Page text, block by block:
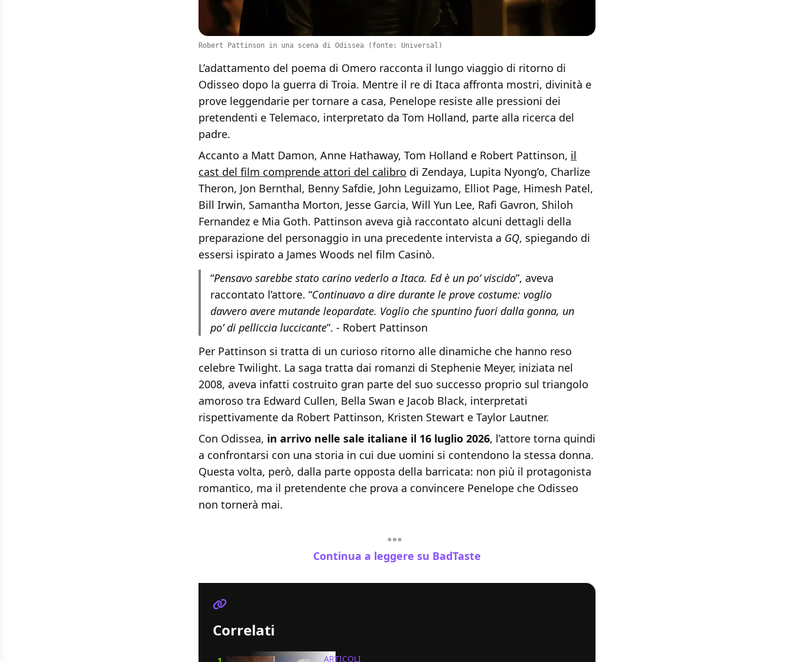
Robert Pattinson in una scena di Odissea (fonte: Universal)
L’adattamento del poema di Omero racconta il lungo viaggio di ritorno di
Odisseo dopo la guerra di Troia. Mentre il re di Itaca affronta mostri, divinità e
prove leggendarie per tornare a casa, Penelope resiste alle pressioni dei
pretendenti e Telemaco, interpretato da Tom Holland, parte alla ricerca del
padre.
Accanto a Matt Damon, Anne Hathaway, Tom Holland e Robert Pattinson, il
cast del film comprende attori del calibro di Zendaya, Lupita Nyong’o, Charlize
Theron, Jon Bernthal, Benny Safdie, John Leguizamo, Elliot Page, Himesh Patel,
Bill Irwin, Samantha Morton, Jesse Garcia, Will Yun Lee, Rafi Gavron, Shiloh
Fernandez e Mia Goth. Pattinson aveva già raccontato alcuni dettagli della
preparazione del personaggio in una precedente intervista a GQ, spiegando di
essersi ispirato a James Woods nel film Casinò.
“Pensavo sarebbe stato carino vederlo a Itaca. Ed è un po’ viscido”, aveva
raccontato l’attore. “Continuavo a dire durante le prove costume: voglio
davvero avere mutande leopardate. Voglio che spuntino fuori dalla gonna, un
po’ di pelliccia luccicante”. - Robert Pattinson
Per Pattinson si tratta di un curioso ritorno alle dinamiche che hanno reso
celebre Twilight. La saga tratta dai romanzi di Stephenie Meyer, iniziata nel
2008, aveva infatti costruito gran parte del suo successo proprio sul triangolo
amoroso tra Edward Cullen, Bella Swan e Jacob Black, interpretati
rispettivamente da Robert Pattinson, Kristen Stewart e Taylor Lautner.
Con Odissea, in arrivo nelle sale italiane il 16 luglio 2026, l’attore torna quindi
a confrontarsi con una storia in cui due uomini si contendono la stessa donna.
Questa volta, però, dalla parte opposta della barricata: non più il protagonista
romantico, ma il pretendente che prova a convincere Penelope che Odisseo
non tornerà mai.
Continua a leggere su BadTaste
Correlati
ARTICOLI